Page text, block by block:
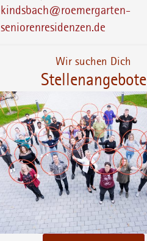
kindsbach@roemergarten-
seniorenresidenzen.de
Wir suchen Dich
Stellenangebote